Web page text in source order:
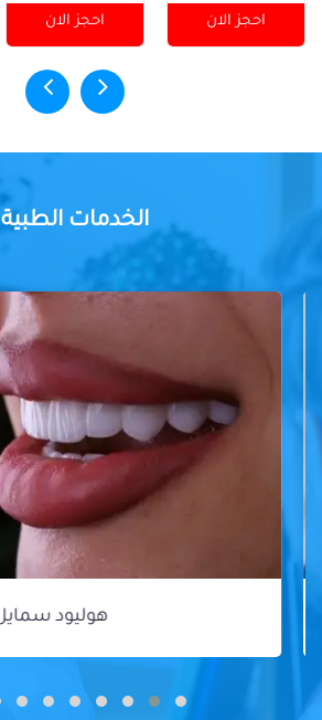
احجز الان احجز الان
الخدمات الطبية
هوليود سمايل